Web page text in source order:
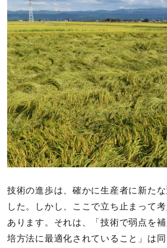
技術の進歩は、確かに生産者に新た
した。しかし、ここで立ち止まって
あります。それは、「技術で弱点を
培方法に最適化されていること」は